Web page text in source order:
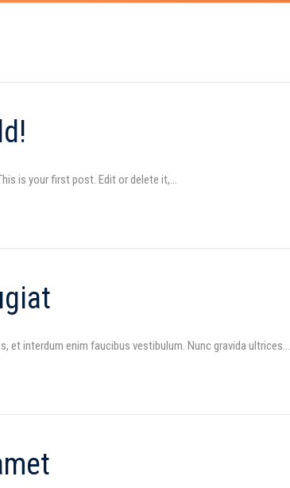
is your first post. Edit or delete it,…
et interdum enim faucibus vestibulum. Nunc gravida ultrices…